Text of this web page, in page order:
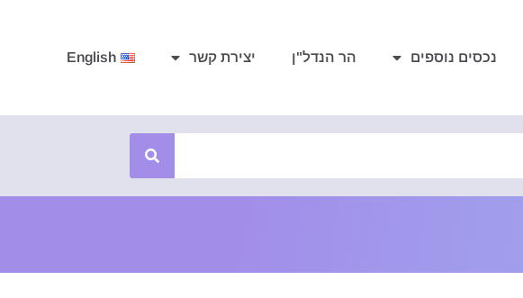
נכסים נוספים הר הנדל"ן יצירת קשר English